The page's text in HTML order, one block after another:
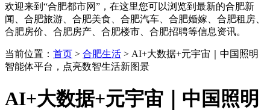
欢迎来到“合肥都市网”，在这里您可以浏览到最新的合肥新
闻、合肥旅游、合肥美食、合肥汽车、合肥婚嫁、合肥租房、
合肥房价、合肥房产、合肥楼市、合肥招聘等信息资讯。
当前位置： 首页 > 合肥生活 > AI+大数据+元宇宙｜中国照明
智能体平台，点亮数智生活新图景
AI+大数据+元宇宙｜中国照明